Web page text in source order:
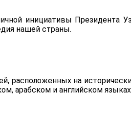
инициативы Президента
нашей страны.
расположенных на
арабском и английском